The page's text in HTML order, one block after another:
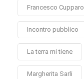
Francesco Cupparo
Incontro pubblico
La terra mi tiene
Margherita Sarli